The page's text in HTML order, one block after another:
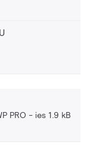
PRO ies 1.9 kB